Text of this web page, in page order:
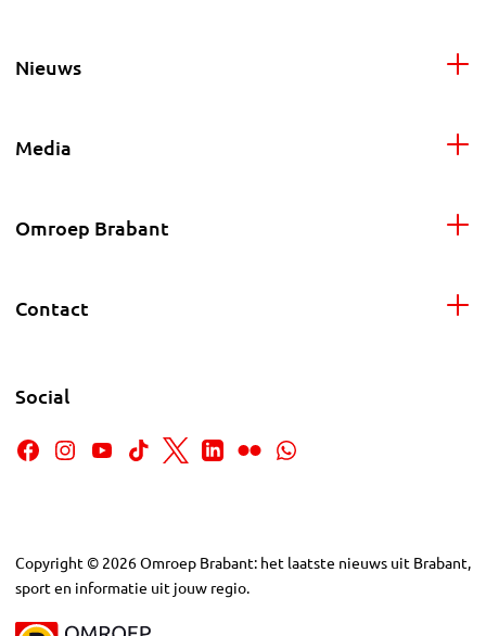
Nieuws
Media
Omroep Brabant
Contact
Social
Copyright © 2026Omroep Brabant: het laatste nieuws uit Brabant,
sport en informatie uit jouw regio.